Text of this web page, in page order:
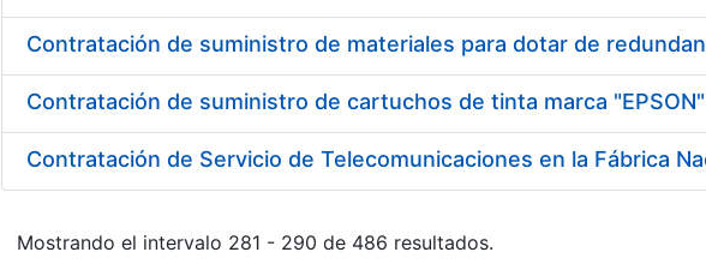
Contratación de suministro de cartuchos de tinta marca "EPSON"
Mostrando el intervalo 281 - 290 de 486 resultados.